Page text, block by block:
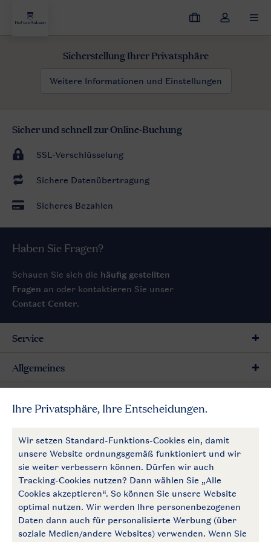
Meine
Dropdown-
Sicherstellung Ihrer Privatsphäre
Weitere Informationen und Einstellungen
Sicher und schnell zur Online-Buchung
SSL-Verschlüsselung
Sichere Datenübertragung
Sicheres Bezahlen
Haben Sie Fragen?
Schauen Sie sich die häufig gestellten
Fragen an oder kontaktieren Sie unser
Contact Center.
Follow Us
facebookinstagram
Service
Allgemeines